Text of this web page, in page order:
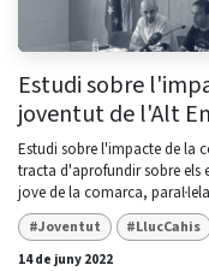
Estudi sobre
joventut de l'Alt
Estudi sobre l'impacte de la
tracta d'aprofundir sobre els
jove de la comarca,
#Joventut #LlucCahis
14 de juny 2022